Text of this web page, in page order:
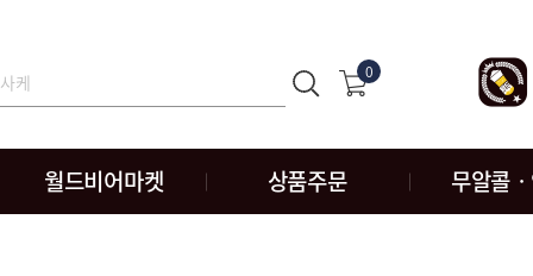
0
월드비어마켓 상품주문 무알콜